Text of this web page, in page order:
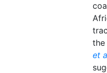
the
et